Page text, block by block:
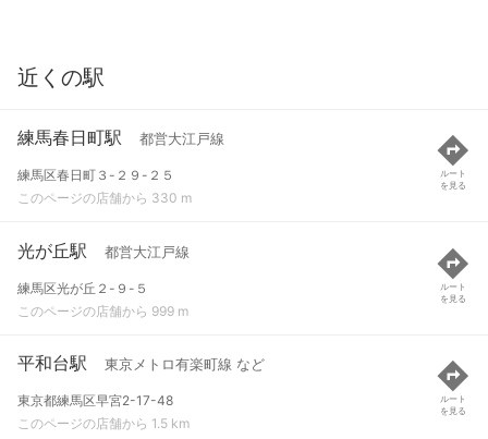
近くの駅
練馬春日町駅 都営大江戸線
練馬区春日町３-２９-２５
このページの店舗から 330 m
ルート
を見る
光が丘駅 都営大江戸線
練馬区光が丘２-９-５
このページの店舗から 999 m
ルート
を見る
平和台駅 東京メトロ有楽町線 など
東京都練馬区早宮2-17-48
このページの店舗から 1.5 km
ルート
を見る